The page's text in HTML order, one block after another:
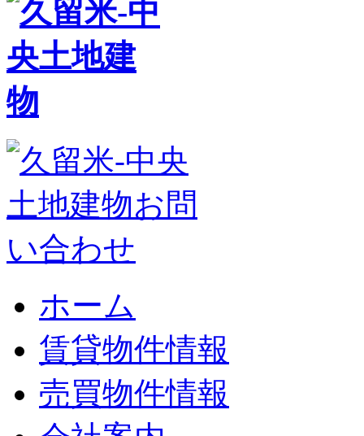
ホーム
賃貸物件情報
売買物件情報